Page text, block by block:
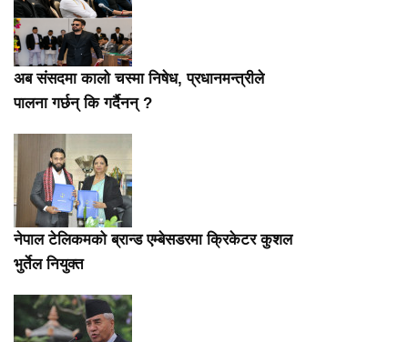
अब संसदमा कालो चस्मा निषेध, प्रधानमन्त्रीले
पालना गर्छन् कि गर्दैनन् ?
नेपाल टेलिकमको ब्रान्ड एम्बेसडरमा क्रिकेटर कुशल
भुर्तेल नियुक्त